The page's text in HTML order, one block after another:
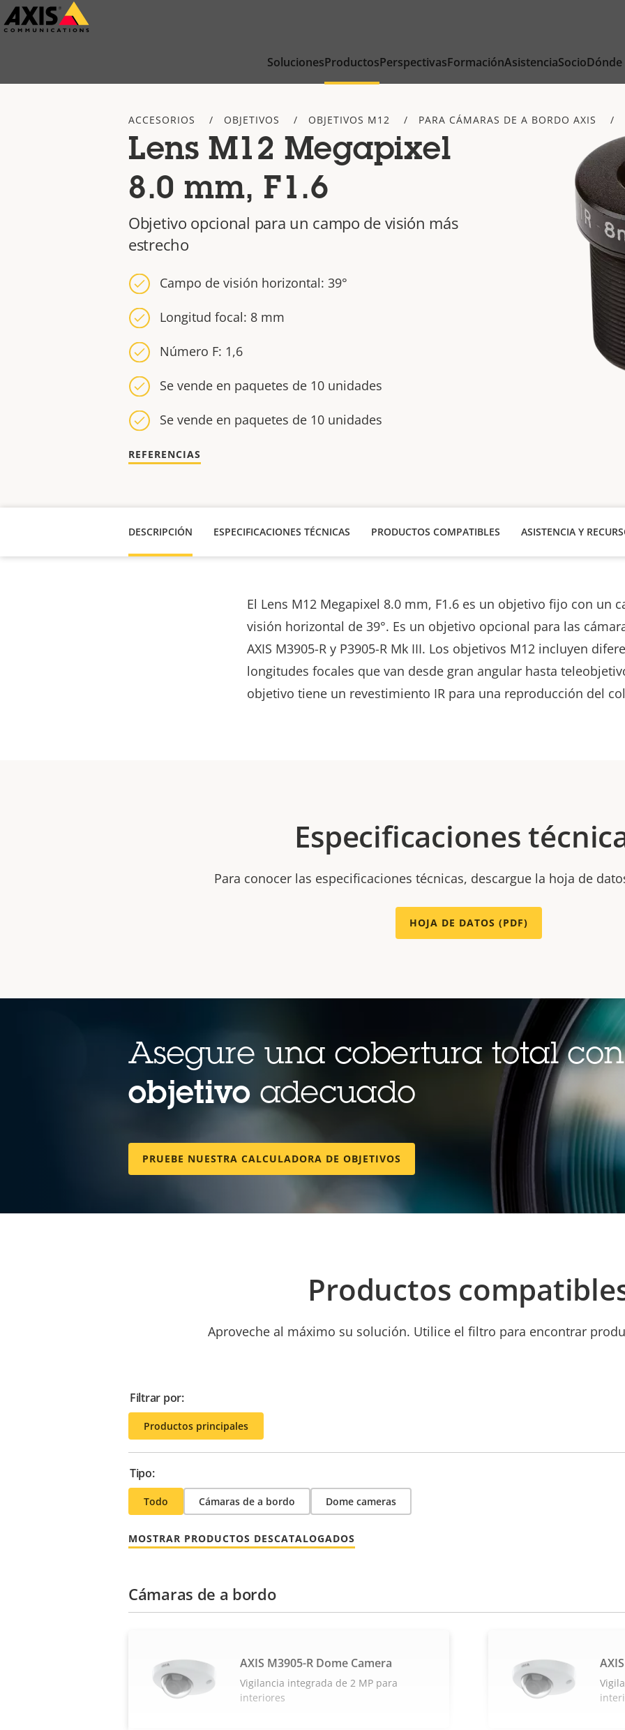
Saltar
al
SolucionesProductosPerspectivasFormaciónAsistenciaSocio
ACCESORIOS OBJETIVOS OBJETIVOS M12 PARA CÁMARAS DE A BORDO AXIS
Lens M12 Megapixel
8.0 mm, F1.6
Objetivo opcional para un campo de visión más
estrecho
Campo de visión horizontal: 39°
Longitud focal: 8 mm
Número F: 1,6
Se vende en paquetes de 10 unidades
Se vende en paquetes de 10 unidades
REFERENCIAS
DESCRIPCIÓN ESPECIFICACIONES TÉCNICAS PRODUCTOS COMPATIBLES ASISTENCIA Y
El Lens M12 Megapixel 8.0 mm, F1.6 es un objetivo fijo con un
visión horizontal de 39°. Es un objetivo opcional para las
AXIS M3905-R y P3905-R Mk III. Los objetivos M12 incluyen
longitudes focales que van desde gran angular hasta
objetivo tiene un revestimiento IR para una reproducción del
Especificaciones
Para conocer las especificaciones técnicas, descargue la hoja de
HOJA DE DATOS (PDF)
Asegure una cobertura total
objetivo adecuado
PRUEBE NUESTRA CALCULADORA DE OBJETIVOS
Productos
Aproveche al máximo su solución. Utilice el filtro para encontrar
Filtrar por:
Productos principales
Tipo:
Todo Cámaras de a bordo Dome cameras
MOSTRAR PRODUCTOS DESCATALOGADOS
Cámaras de a bordo
AXIS M3905-R Dome Camera
Vigilancia integrada de 2 MP para
interiores